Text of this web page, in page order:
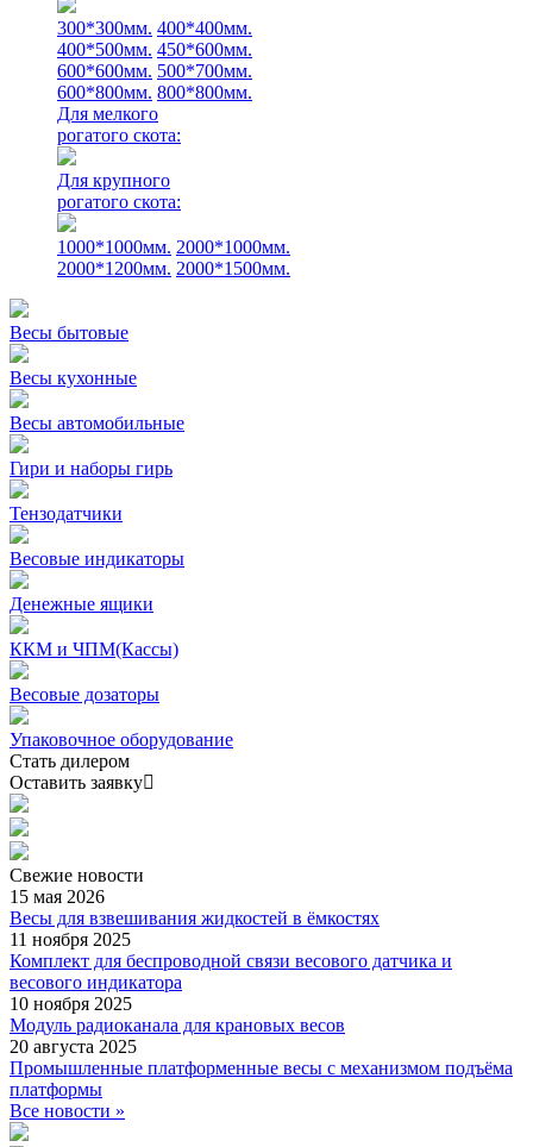
300*300мм. 400*400мм.
400*500мм. 450*600мм.
600*600мм. 500*700мм.
600*800мм. 800*800мм.
Для мелкого
рогатого скота:
Для крупного
рогатого скота:
1000*1000мм. 2000*1000мм.
2000*1200мм. 2000*1500мм.
Весы бытовые
Весы кухонные
Весы автомобильные
Гири и наборы гирь
Тензодатчики
Весовые индикаторы
Денежные ящики
ККМ и ЧПМ(Кассы)
Весовые дозаторы
Упаковочное оборудование
Стать дилером
Оставить заявку
Свежие новости
15 мая 2026
Весы для взвешивания жидкостей в ёмкостях
11 ноября 2025
Комплект для беспроводной связи весового датчика и
весового индикатора
10 ноября 2025
Модуль радиоканала для крановых весов
20 августа 2025
Промышленные платформенные весы с механизмом подъёма
платформы
Все новости »